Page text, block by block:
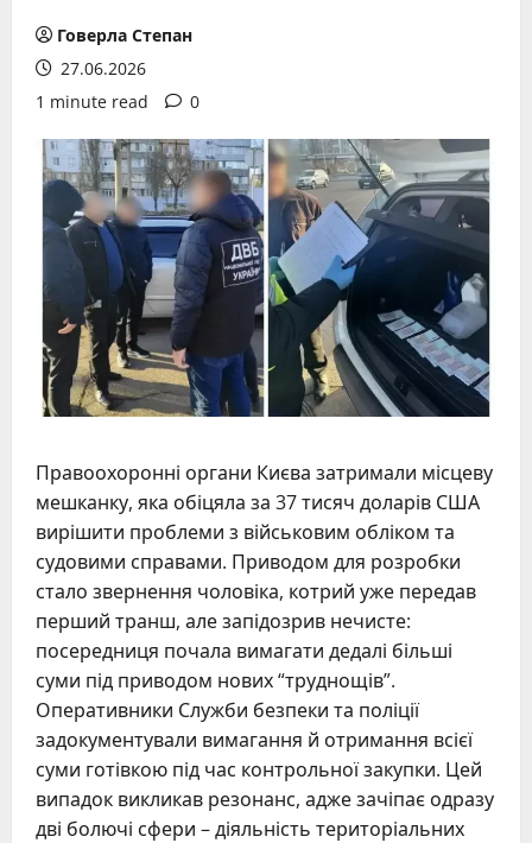
Говерла Степан
27.06.2026
1 minute read
0
Правоохоронні органи Києва затримали місцеву
мешканку, яка обіцяла за 37 тисяч доларів США
вирішити проблеми з військовим обліком та
судовими справами. Приводом для розробки
стало звернення чоловіка, котрий уже передав
перший транш, але запідозрив нечисте:
посередниця почала вимагати дедалі більші
суми під приводом нових “труднощів”.
Оперативники Служби безпеки та поліції
задокументували вимагання й отримання всієї
суми готівкою під час контрольної закупки. Цей
випадок викликав резонанс, адже зачіпає одразу
дві болючі сфери – діяльність територіальних